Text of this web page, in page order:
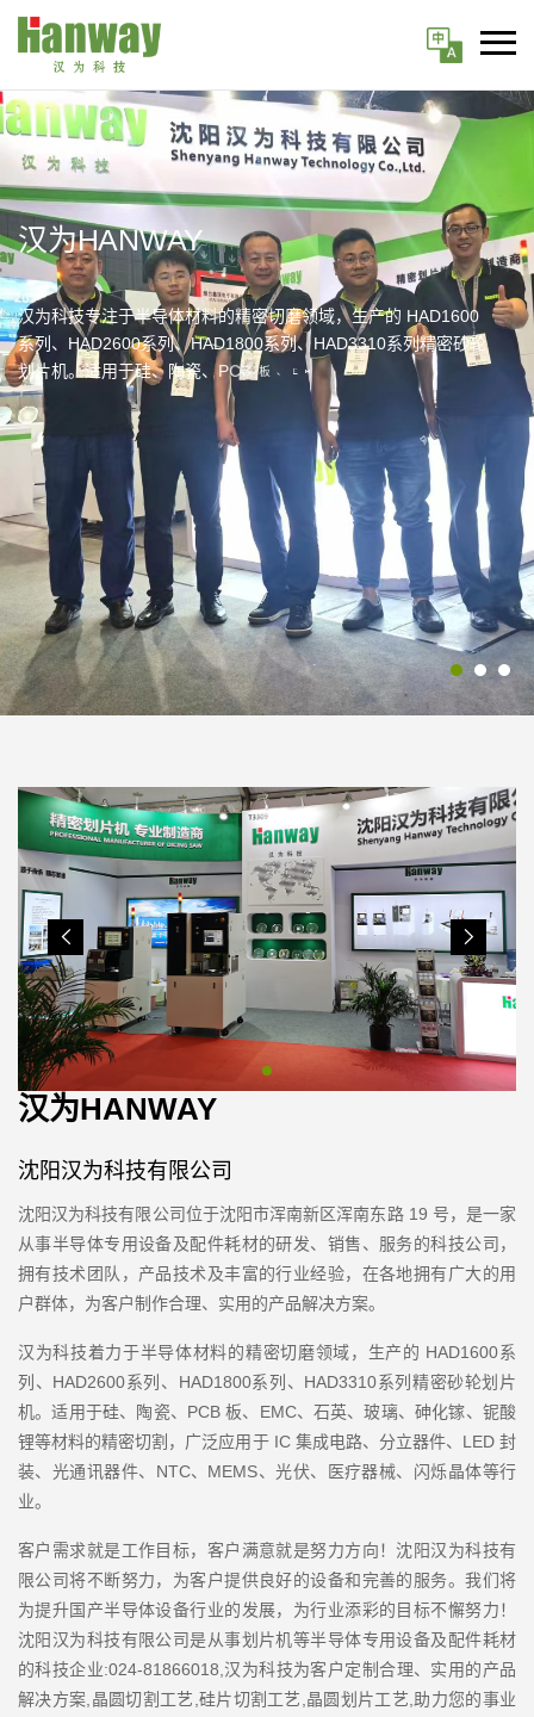
汉为HANWAY
汉为科技专注于半导体材料的精密切磨领域，生产的 HAD1600
系列、 HAD2600系列、HAD1800系列、HAD3310系列精密砂轮
划片机。适用于硅、 陶瓷、PCB 板 、 E MC 、 石英 璃 、 化 镓
、 铌
汉为HANWAY
沈阳汉为科技有限公司
沈阳汉为科技有限公司位于沈阳市浑南新区浑南东路 19 号，是一家
从事半导体专用设备及配件耗材的研发、销售、服务的科技公司，
拥有技术团队，产品技术及丰富的行业经验，在各地拥有广大的用
户群体，为客户制作合理、实用的产品解决方案。
汉为科技着力于半导体材料的精密切磨领域，生产的 HAD1600系
列、HAD2600系列、HAD1800系列、HAD3310系列精密砂轮划片
机。适用于硅、陶瓷、PCB 板、EMC、石英、玻璃、砷化镓、铌酸
锂等材料的精密切割，广泛应用于 IC 集成电路、分立器件、LED 封
装、光通讯器件、NTC、MEMS、光伏、医疗器械、闪烁晶体等行
业。
客户需求就是工作目标，客户满意就是努力方向！沈阳汉为科技有
限公司将不断努力，为客户提供良好的设备和完善的服务。我们将
为提升国产半导体设备行业的发展，为行业添彩的目标不懈努力！
沈阳汉为科技有限公司是从事划片机等半导体专用设备及配件耗材
的科技企业:024-81866018,汉为科技为客户定制合理、实用的产品
解决方案,晶圆切割工艺,硅片切割工艺,晶圆划片工艺,助力您的事业